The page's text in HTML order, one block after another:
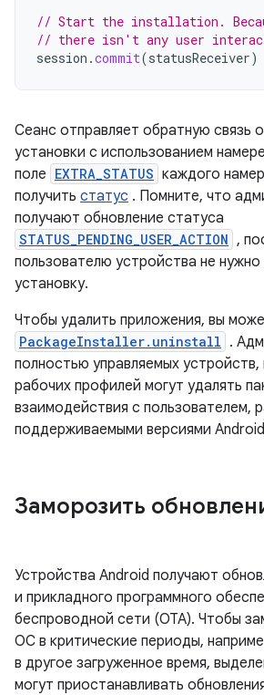
// Start the installation.
// there isn't any user
session .commit(statusReceiver)
Сеанс отправляет обратную связь
установки с использованием
поле EXTRA_STATUS каждого
получить статус . Помните, что
получают обновление статуса
STATUS_PENDING_USER_ACTION ,
пользователю устройства не
установку.
Чтобы удалить приложения, вы
PackageInstaller.uninstall .
полностью управляемых устройств,
рабочих профилей могут удалять
взаимодействия с пользователем,
поддерживаемыми версиями
Заморозить
Устройства Android получают
и прикладного программного
беспроводной сети (OTA). Чтобы
ОС в критические периоды,
в другое загруженное время,
могут приостанавливать